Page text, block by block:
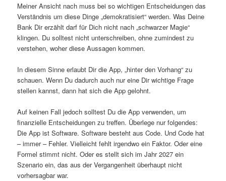
Meiner Ansicht nach muss bei so wichtigen Entscheidungen das
Verständnis um diese Dinge „demokratisiert“ werden. Was Deine
Bank Dir erzählt darf für Dich nicht nach „schwarzer Magie“
klingen. Du solltest nicht unterschreiben, ohne zumindest zu
verstehen, woher diese Aussagen kommen.
In diesem Sinne erlaubt Dir die App, „hinter den Vorhang“ zu
schauen. Wenn Du dadurch auch nur eine Dir wichtige Frage
stellen kannst, dann hat sich die App gelohnt.
Auf keinen Fall jedoch solltest Du die App verwenden, um
finanzielle Entscheidungen zu treffen. Überlege nur folgendes:
Die App ist Software. Software besteht aus Code. Und Code hat
– immer – Fehler. Vielleicht fehlt irgendwo ein Faktor. Oder eine
Formel stimmt nicht. Oder es stellt sich im Jahr 2027 ein
Szenario ein, das aus der Vergangenheit überhaupt nicht
vorhersagbar war.